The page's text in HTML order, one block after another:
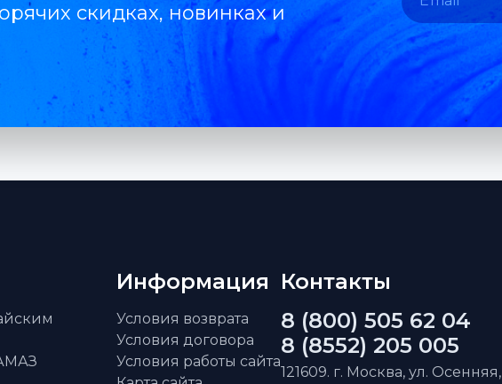
скидках, новинках и
Информация
Условия возврата
Условия договора
Условия работы сайта
Контакты
8 (800) 505 62 04
8 (8552) 205 005
121609. г. Москва, ул. Осенняя,